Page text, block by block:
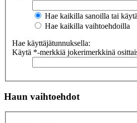
Hae kaikilla sanoilla tai
Hae kaikilla vaihtoehdoilla
Hae käyttäjätunnuksella:
Käytä *-merkkiä jokerimerkkinä
Haun vaihtoehdot